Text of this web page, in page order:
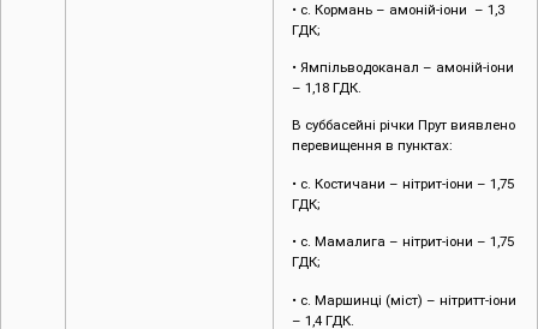
• с. Кормань – амоній-іони – 1,3
ГДК;
• Ямпільводоканал – амоній-іони
– 1,18 ГДК.
В суббасейні річки Прут виявлено
перевищення в пунктах:
• с. Костичани – нітрит-іони – 1,75
ГДК;
• с. Мамалига – нітрит-іони – 1,75
ГДК;
• с. Маршинці (міст) – нітритт-іони
– 1,4 ГДК.